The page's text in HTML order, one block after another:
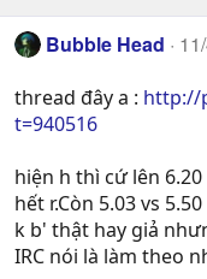
Bubble Head
thread đây a : http://
t=940516
hiện h thì cứ lên
hết r.Còn 5.03 vs
k b' thật hay giả
IRC nói là làm theo